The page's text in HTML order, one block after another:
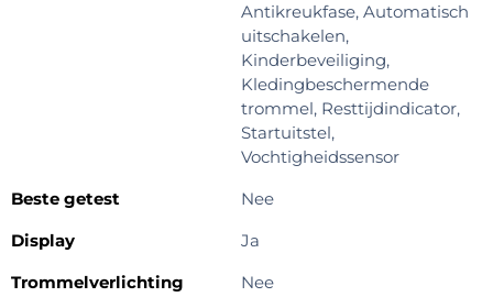
Antikreukfase, Automatisch
uitschakelen,
Kinderbeveiliging,
Kledingbeschermende
trommel, Resttijdindicator,
Startuitstel,
Vochtigheidssensor
Beste getest
Nee
Display
Ja
Trommelverlichting
Nee